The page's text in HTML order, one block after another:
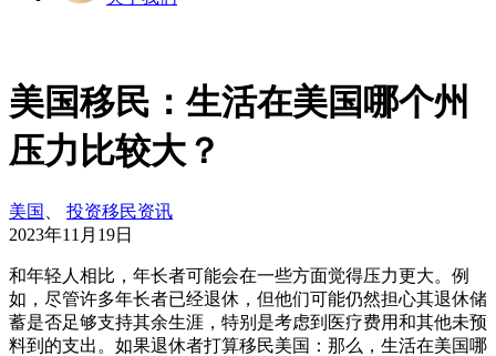
美国移民：生活在美国哪个州
压力比较大？
美国
投资移民资讯
2023年11月19日
和年轻人相比，年长者可能会在一些方面觉得压力更大。例
如，尽管许多年长者已经退休，但他们可能仍然担心其退休储
蓄是否足够支持其余生涯，特别是考虑到医疗费用和其他未预
料到的支出。如果退休者打算移民美国：那么，生活在美国哪